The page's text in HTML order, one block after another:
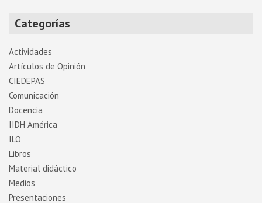
Categorías
Actividades
Artí­culos de Opinión
CIEDEPAS
Comunicación
Docencia
IIDH América
ILO
Libros
Material didáctico
Medios
Presentaciones